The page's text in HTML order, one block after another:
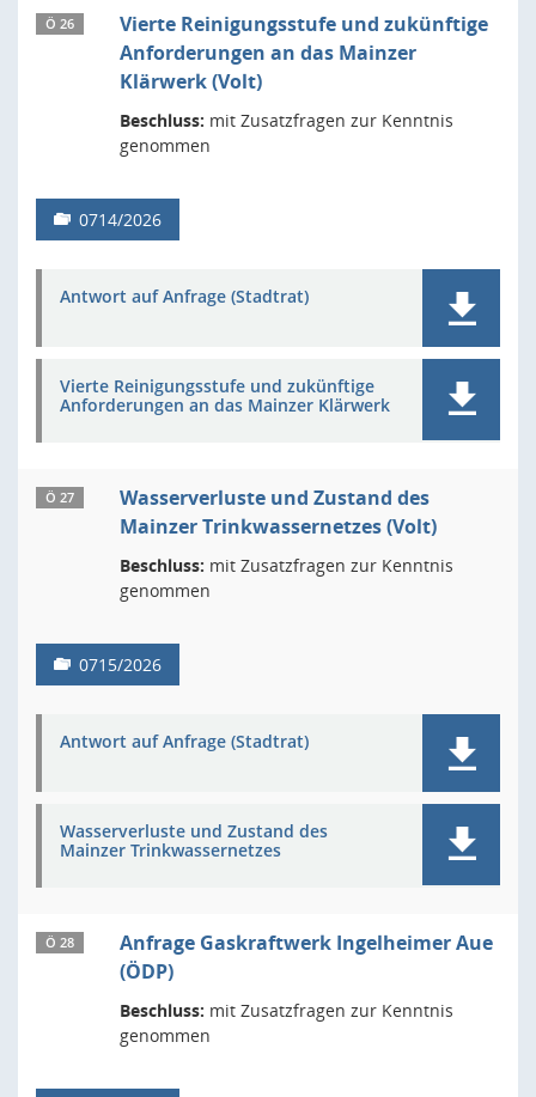
Ö 26
Vierte Reinigungsstufe und zukünftige
Anforderungen an das Mainzer
Klärwerk (Volt)
Beschluss: mit Zusatzfragen zur Kenntnis
genommen
0714/2026
Antwort auf Anfrage (Stadtrat)
Vierte Reinigungsstufe und zukünftige
Anforderungen an das Mainzer Klärwerk
Ö 27
Wasserverluste und Zustand des
Mainzer Trinkwassernetzes (Volt)
Beschluss: mit Zusatzfragen zur Kenntnis
genommen
0715/2026
Antwort auf Anfrage (Stadtrat)
Wasserverluste und Zustand des
Mainzer Trinkwassernetzes
Ö 28
Anfrage Gaskraftwerk Ingelheimer Aue
(ÖDP)
Beschluss: mit Zusatzfragen zur Kenntnis
genommen